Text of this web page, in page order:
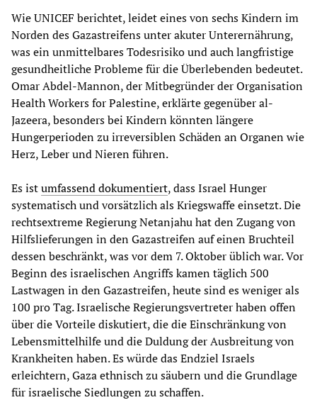
Wie UNICEF berichtet, leidet eines von sechs Kindern im
Norden des Gazastreifens unter akuter Unterernährung,
was ein unmittelbares Todesrisiko und auch langfristige
gesundheitliche Probleme für die Überlebenden bedeutet.
Omar Abdel-Mannon, der Mitbegründer der Organisation
Health Workers for Palestine, erklärte gegenüber al-
Jazeera, besonders bei Kindern könnten längere
Hungerperioden zu irreversiblen Schäden an Organen wie
Herz, Leber und Nieren führen.
Es istumfassend dokumentiert, dass Israel Hunger
systematisch und vorsätzlich als Kriegswaffe einsetzt. Die
rechtsextreme Regierung Netanjahu hat den Zugang von
Hilfslieferungen in den Gazastreifen auf einen Bruchteil
dessen beschränkt, was vor dem 7. Oktober üblich war. Vor
Beginn des israelischen Angriffs kamen täglich 500
Lastwagen in den Gazastreifen, heute sind es weniger als
100 pro Tag. Israelische Regierungsvertreter haben offen
über die Vorteile diskutiert, die die Einschränkung von
Lebensmittelhilfe und die Duldung der Ausbreitung von
Krankheiten haben. Es würde das Endziel Israels
erleichtern, Gaza ethnisch zu säubern und die Grundlage
für israelische Siedlungen zu schaffen.